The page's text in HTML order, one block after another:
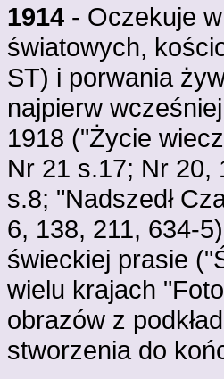
1914 - Oczekuje
światowych,
ST) i porwania
najpierw
1918 ("Życie
Nr 21 s.17; Nr 20,
s.8; "Nadszedł
6, 138, 211, 634-
świeckiej prasie
wielu krajach
obrazów z
stworzenia do